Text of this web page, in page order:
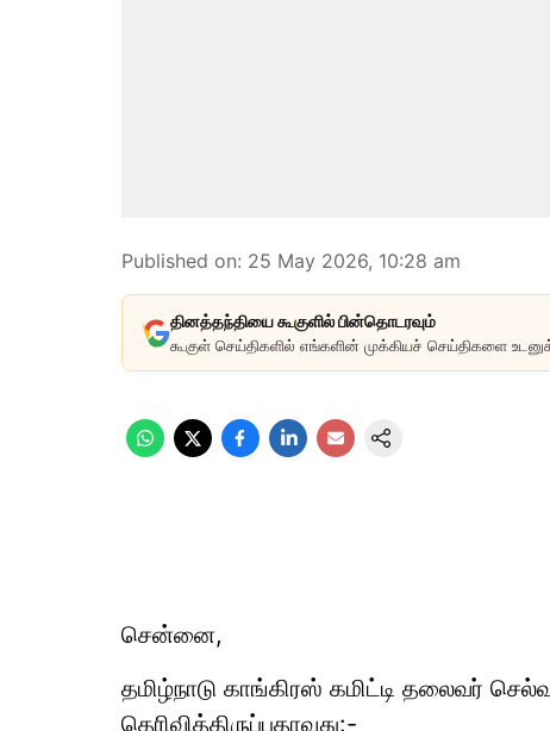
Published on: 25 May 2026, 10:28 am
தினத்தந்தியை கூகுளில் பின்தொடரவும்
கூகுள் செய்திகளில் எங்களின் முக்கியச் செய்திகளை
சென்னை,
தமிழ்நாடு காங்கிரஸ் கமிட்டி தலைவர்
தெரிவித்திருப்பதாவது:-